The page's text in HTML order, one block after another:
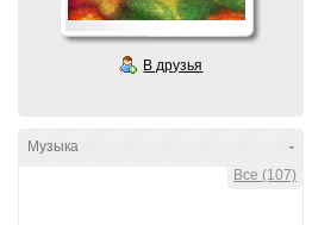
В друзья
-
Музыка
Все (107)